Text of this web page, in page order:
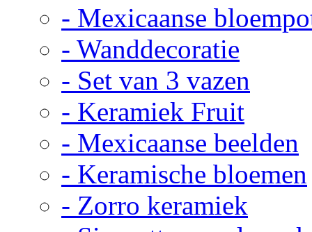
- Mexicaanse
- Wanddecoratie
- Set van 3 vazen
- Keramiek Fruit
- Mexicaanse beelden
- Keramische bloemen
- Zorro keramiek